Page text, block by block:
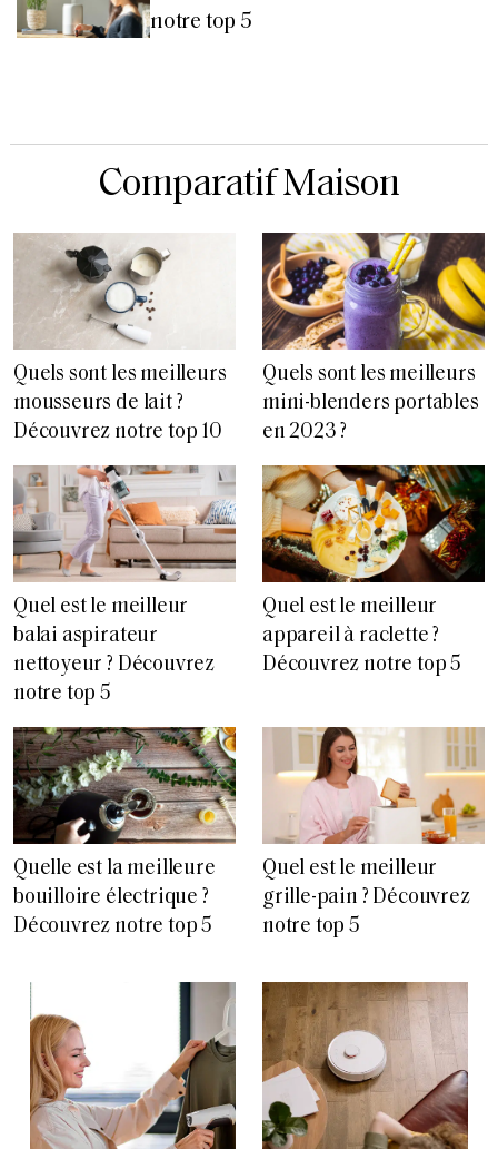
notre top 5
Comparatif Maison
Quels sont les meilleurs
mousseurs de lait ?
Découvrez notre top 10
Quels sont les meilleurs
mini-blenders portables
en 2023 ?
Quel est le meilleur
balai aspirateur
nettoyeur ? Découvrez
notre top 5
Quel est le meilleur
appareil à raclette ?
Découvrez notre top 5
Quelle est la meilleure
bouilloire électrique ?
Découvrez notre top 5
Quel est le meilleur
grille-pain ? Découvrez
notre top 5